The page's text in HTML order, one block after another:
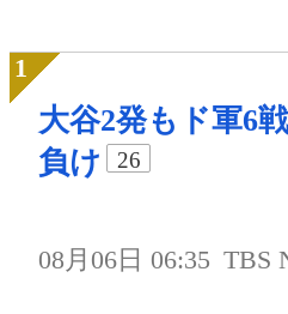
大谷2発もド軍6
負け
26
08月06日 06:35 TBS